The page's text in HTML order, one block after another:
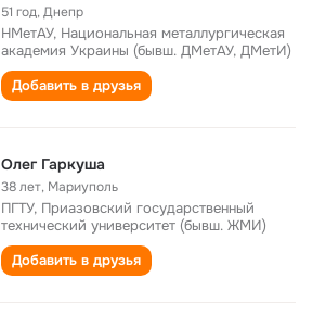
51 год,Днепр
НМетАУ, Национальная металлургическая
академия Украины (бывш. ДМетАУ, ДМетИ)
Добавить в друзья
Олег Гаркуша
38 лет, Мариуполь
ПГТУ, Приазовский государственный
технический университет (бывш. ЖМИ)
Добавить в друзья